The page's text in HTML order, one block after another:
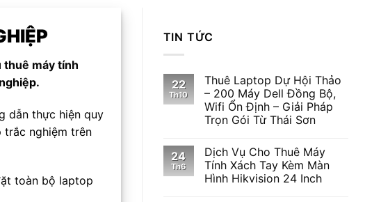
thuê máy tính
dẫn thực hiện quy
nghiệm trên
toàn bộ laptop
TIN TỨC
22
Th10
Thuê Laptop Dự Hội Thảo
– 200 Máy Dell Đồng Bộ,
Wifi Ổn Định – Giải Pháp
Trọn Gói Từ Thái Sơn
24
Th6
Dịch Vụ Cho Thuê Máy
Tính Xách Tay Kèm Màn
Hình Hikvision 24 Inch